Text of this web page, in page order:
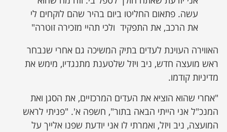
עשה. פתאום החליטו ביום בהיר שהם לוקחים לי
את הרכב, את התפקיד ולכי תהיי מזכירה זוטרה"
האווירה העוינת לעדים בתיק המשיכה גם אחרי שנבחר
ראש מועצה חדש, ניב ויזל שלטענת מתנגדיו, מימש את
מדיניות קודמו.
"אחרי שהוא הוציא את העדים המרכזיים, את הסגן ואת
המנכ"ל אני הייתי הבאה בתור", חשפה א'. "פניתי לראש
המועצה, ניב ויזל, ואמרתי לו אני יודעת שפנו אלייך על